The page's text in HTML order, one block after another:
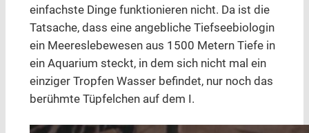
einfachste Dinge funktionieren nicht. Da ist die
Tatsache, dass eine angebliche Tiefseebiologin
ein Meereslebewesen aus 1500 Metern Tiefe in
ein Aquarium steckt, in dem sich nicht mal ein
einziger Tropfen Wasser befindet, nur noch das
berühmte Tüpfelchen auf dem I.